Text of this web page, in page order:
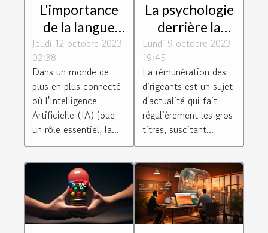
L'importance
de la langue
française dans
le monde de
l'IA
Jeudi 12 octobre 2023
02:38
Dans un monde de
plus en plus connecté
où l'Intelligence
Artificielle (IA) joue
un rôle essentiel, la...
La psychologie
derrière la
rémunération
des dirigeants :
motivation ou
récompense ?
Lundi 9 octobre 2023
19:45
La rémunération des
dirigeants est un sujet
d'actualité qui fait
régulièrement les gros
titres, suscitant...